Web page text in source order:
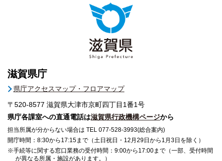
滋賀県庁
県庁アクセスマップ・フロアマップ
〒520-8577 滋賀県大津市京町四丁目1番1号
県庁各課室への直通電話は滋賀県行政機構ページから
担当所属が分からない場合は TEL 077-528-3993(総合案内)
開庁時間：8:30から17:15まで（土日祝日・12月29日から1月3日を除く）
※手続等に関する窓口業務の受付時間：9:00から17:00まで（一部、受付時間
が異なる所属・施設があります。）